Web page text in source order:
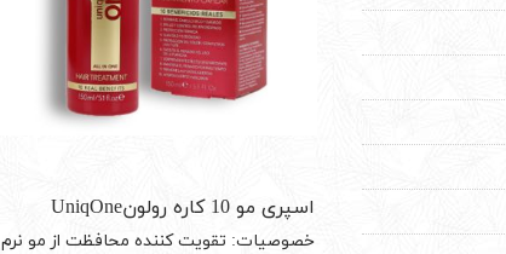
اسپری مو 10 کاره رولونUniqOne
خصوصیات: تقویت کننده محافظت از مو نرم